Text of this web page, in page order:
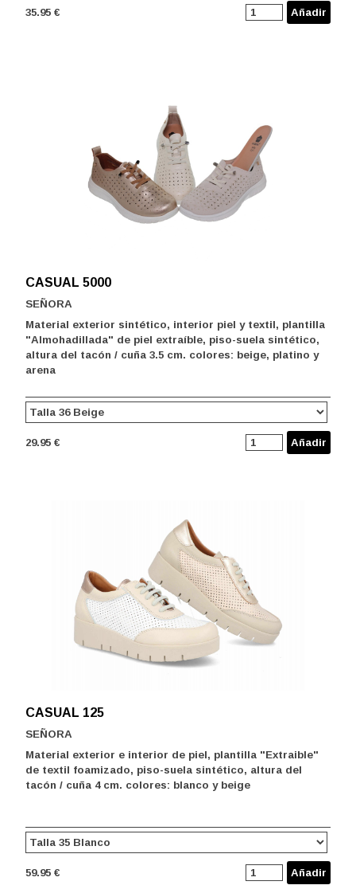
35.95 € Añadir
CASUAL 5000
SEÑORA
Material exterior sintético, interior piel y textil, plantilla
"Almohadillada" de piel extraíble, piso-suela sintético,
altura del tacón / cuña 3.5 cm. colores: beige, platino y
arena
29.95 € Añadir
CASUAL 125
SEÑORA
Material exterior e interior de piel, plantilla "Extraible"
de textil foamizado, piso-suela sintético, altura del
tacón / cuña 4 cm. colores: blanco y beige
59.95 € Añadir